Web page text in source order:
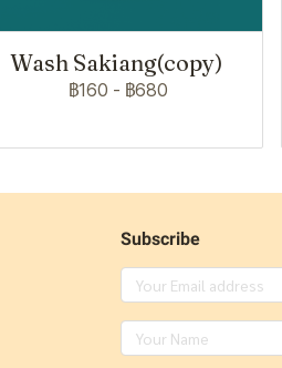
Wash Sakiang(copy)
฿160 - ฿680
Subscribe